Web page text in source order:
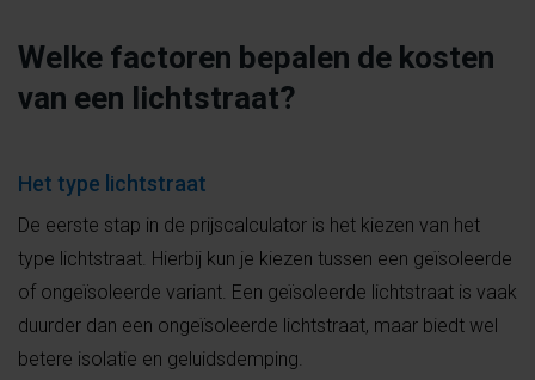
Welke factoren bepalen de kosten
van een lichtstraat?
Het type lichtstraat
De eerste stap in de prijscalculator is het kiezen van het
type lichtstraat. Hierbij kun je kiezen tussen een geïsoleerde
of ongeïsoleerde variant. Een geïsoleerde lichtstraat is vaak
duurder dan een ongeïsoleerde lichtstraat, maar biedt wel
betere isolatie en geluidsdemping.